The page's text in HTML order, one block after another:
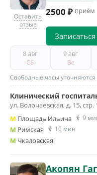
Оставить
отзыв
2500 ₽ приём
8 авг
Сб
9 авг
Вс
Свободные часы
Клинический
ул. Волочаевская, д. 15, стр.
M Площадь Ильича 9
M Римская 10 мин
M Чкаловская
Акопян